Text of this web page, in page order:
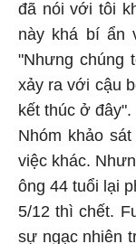
đã nói với tôi
này khá bí ẩn
"Nhưng chúng
xảy ra với cậu
kết thúc ở đây".
Nhóm khảo
việc khác.
ông 44 tuổi lại
5/12 thì chết.
sự ngạc nhiên